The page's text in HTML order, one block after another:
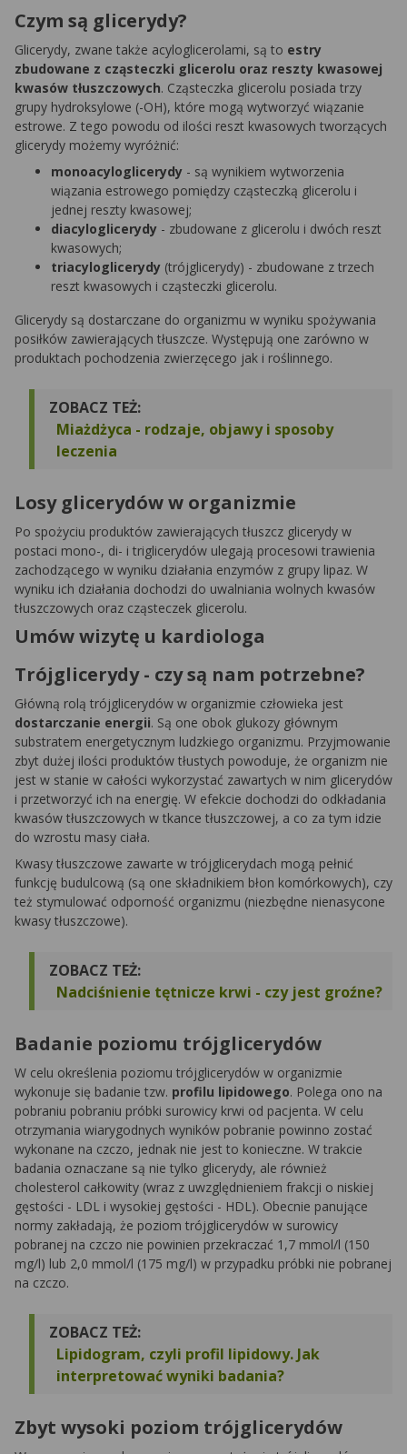
Czym są glicerydy?
Glicerydy, zwane także acyloglicerolami, są to estry
zbudowane z cząsteczki glicerolu oraz reszty kwasowej
kwasów tłuszczowych. Cząsteczka glicerolu posiada trzy
grupy hydroksylowe (-OH), które mogą wytworzyć wiązanie
estrowe. Z tego powodu od ilości reszt kwasowych tworzących
glicerydy możemy wyróżnić:
monoacyloglicerydy - są wynikiem wytworzenia
wiązania estrowego pomiędzy cząsteczką glicerolu i
jednej reszty kwasowej;
diacyloglicerydy - zbudowane z glicerolu i dwóch reszt
kwasowych;
triacyloglicerydy (trójglicerydy) - zbudowane z trzech
reszt kwasowych i cząsteczki glicerolu.
Glicerydy są dostarczane do organizmu w wyniku spożywania
posiłków zawierających tłuszcze. Występują one zarówno w
produktach pochodzenia zwierzęcego jak i roślinnego.
ZOBACZ TEŻ:
Miażdżyca - rodzaje, objawy i sposoby
leczenia
Losy glicerydów w organizmie
Po spożyciu produktów zawierających tłuszcz glicerydy w
postaci mono-, di- i triglicerydów ulegają procesowi trawienia
zachodzącego w wyniku działania enzymów z grupy lipaz. W
wyniku ich działania dochodzi do uwalniania wolnych kwasów
tłuszczowych oraz cząsteczek glicerolu.
Umów wizytę u kardiologa
Trójglicerydy - czy są nam potrzebne?
Główną rolą trójglicerydów w organizmie człowieka jest
dostarczanie energii. Są one obok glukozy głównym
substratem energetycznym ludzkiego organizmu. Przyjmowanie
zbyt dużej ilości produktów tłustych powoduje, że organizm nie
jest w stanie w całości wykorzystać zawartych w nim glicerydów
i przetworzyć ich na energię. W efekcie dochodzi do odkładania
kwasów tłuszczowych w tkance tłuszczowej, a co za tym idzie
do wzrostu masy ciała.
Kwasy tłuszczowe zawarte w trójglicerydach mogą pełnić
funkcję budulcową (są one składnikiem błon komórkowych), czy
też stymulować odporność organizmu (niezbędne nienasycone
kwasy tłuszczowe).
ZOBACZ TEŻ:
Nadciśnienie tętnicze krwi - czy jest groźne?
Badanie poziomu trójglicerydów
W celu określenia poziomu trójglicerydów w organizmie
wykonuje się badanie tzw. profilu lipidowego. Polega ono na
pobraniu pobraniu próbki surowicy krwi od pacjenta. W celu
otrzymania wiarygodnych wyników pobranie powinno zostać
wykonane na czczo, jednak nie jest to konieczne. W trakcie
badania oznaczane są nie tylko glicerydy, ale również
cholesterol całkowity (wraz z uwzględnieniem frakcji o niskiej
gęstości - LDL i wysokiej gęstości - HDL). Obecnie panujące
normy zakładają, że poziom trójglicerydów w surowicy
pobranej na czczo nie powinien przekraczać 1,7 mmol/l (150
mg/l) lub 2,0 mmol/l (175 mg/l) w przypadku próbki nie pobranej
na czczo.
ZOBACZ TEŻ:
Lipidogram, czyli profil lipidowy. Jak
interpretować wyniki badania?
Zbyt wysoki poziom trójglicerydów